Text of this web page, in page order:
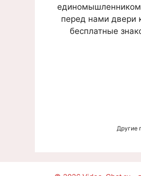
перед нами двери
бесплатные
Другие